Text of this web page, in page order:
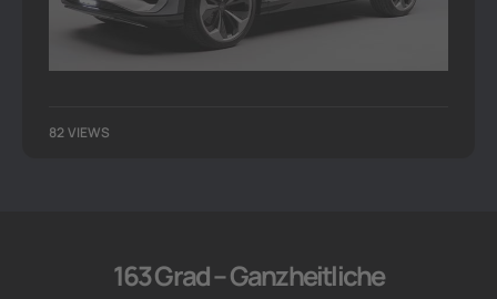
82 VIEWS
163 Grad – Ganzheitliche